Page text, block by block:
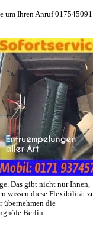
um Ihren Anruf
Das gibt nicht nur Ihnen,
wissen diese Flexibilität
übernehmen die
Berlin